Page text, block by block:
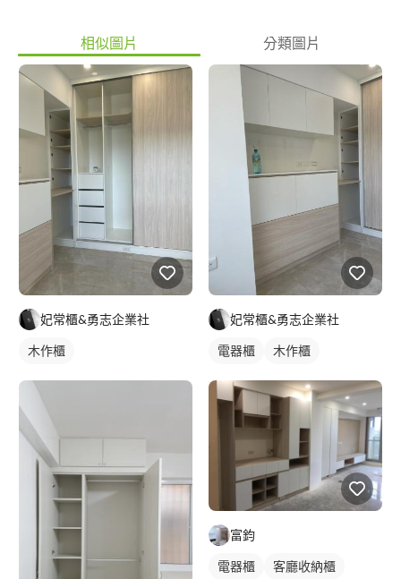
相似圖片 分類圖片
妃常櫃&勇志企業社
木作櫃
妃常櫃&勇志企業社
電器櫃 木作櫃
富鈞
電器櫃 客廳收納櫃